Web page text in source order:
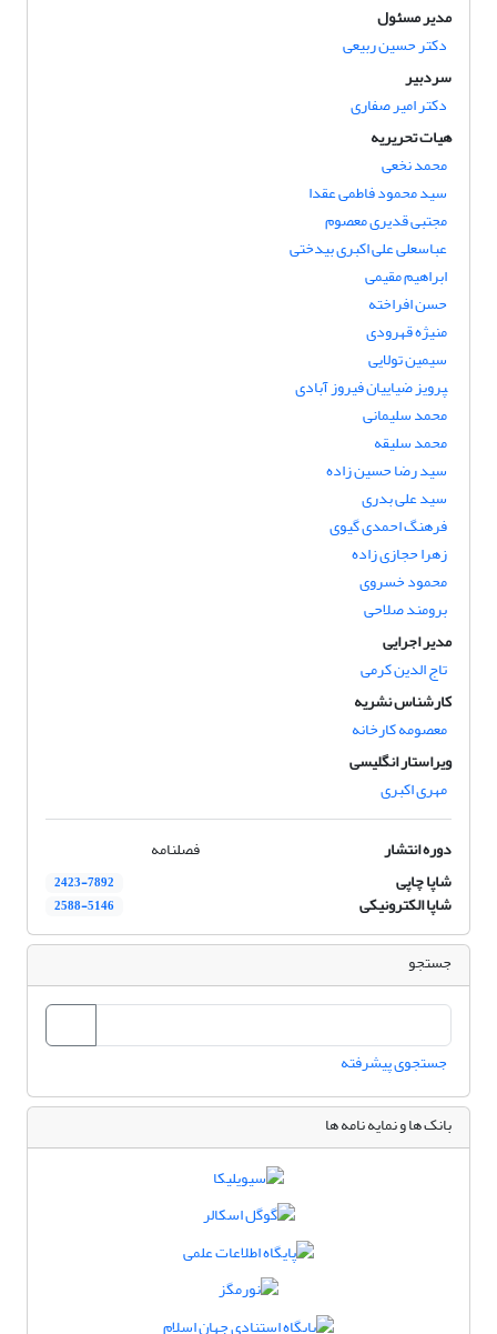
مدیر مسئول
دکتر حسین ربیعی
سردبیر
دکتر امیر صفاری
هیات تحریریه
محمد نخعی
سید محمود فاطمی عقدا
مجتبی قدیری معصوم
عباسعلی علی اکبری بیدختی
ابراهیم مقیمی
حسن افراخته
منیژه قهرودی
سیمین تولایی
‍‍‍‍‍‍‍‍‍‍‍‍‍‍‍‍‍‍‍‍‍‍‍‍‍‍‍‍‍پرویز ضیاییان فیروز آبادی
محمد سلیمانی
محمد سلیقه
سید رضا حسین زاده
سید علی بدری
فرهنگ احمدی گیوی
زهرا حجازی زاده
محمود خسروی
برومند صلاحی
مدیر اجرایی
تاج الدین کرمی
کارشناس نشریه
معصومه کارخانه
ویراستار انگلیسی
مهری اکبری
دوره انتشار
فصلنامه
شاپا چاپی
2423-7892
شاپا الکترونیکی 2588-5146
جستجو
جستجوی پیشرفته
بانک ها و نمایه نامه ها